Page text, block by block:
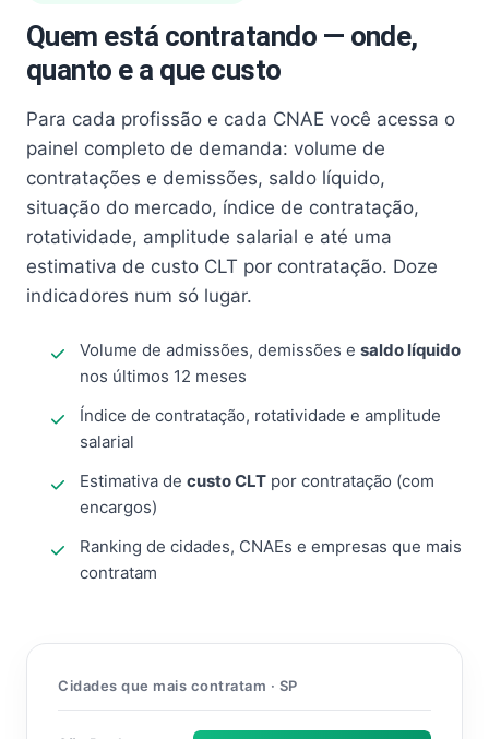
Quem está contratando — onde,
quanto e a que custo
Para cada profissão e cada CNAE você acessa o
painel completo de demanda: volume de
contratações e demissões, saldo líquido,
situação do mercado, índice de contratação,
rotatividade, amplitude salarial e até uma
estimativa de custo CLT por contratação. Doze
indicadores num só lugar.
Volume de admissões, demissões e saldo líquido
nos últimos 12 meses
Índice de contratação, rotatividade e amplitude
salarial
Estimativa de custo CLT por contratação (com
encargos)
Ranking de cidades, CNAEs e empresas que mais
contratam
Cidades que mais contratam · SP